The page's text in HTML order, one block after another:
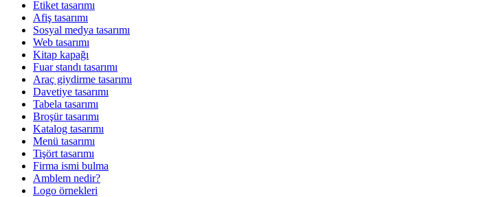
Etiket tasarımı
Afiş tasarımı
Sosyal medya tasarımı
Web tasarımı
Kitap kapağı
Fuar standı tasarımı
Araç giydirme tasarımı
Davetiye tasarımı
Tabela tasarımı
Broşür tasarımı
Katalog tasarımı
Menü tasarımı
Tişört tasarımı
Firma ismi bulma
Amblem nedir?
Logo örnekleri